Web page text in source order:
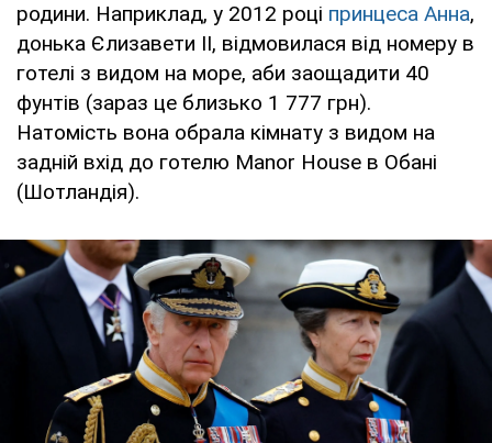
родини. Наприклад, у 2012 році принцеса Анна,
донька Єлизавети II, відмовилася від номеру в
готелі з видом на море, аби заощадити 40
фунтів (зараз це близько 1 777 грн).
Натомість вона обрала кімнату з видом на
задній вхід до готелю Manor House в Обані
(Шотландія).